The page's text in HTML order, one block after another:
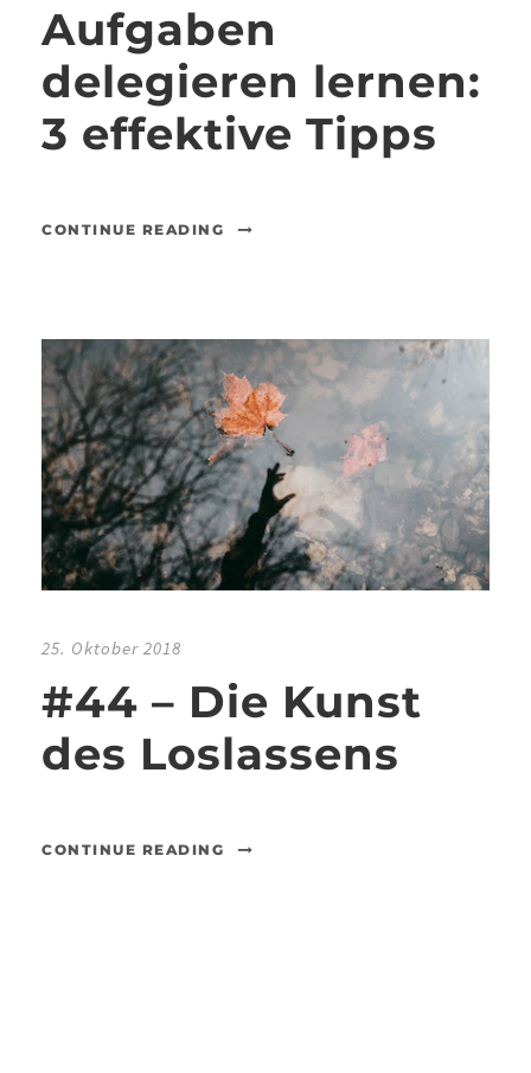
Aufgaben
delegieren lernen:
3 effektive Tipps
CONTINUE READING
25. Oktober 2018
#44 – Die Kunst
des Loslassens
CONTINUE READING